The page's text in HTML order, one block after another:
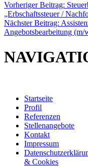
Vorheriger Beitrag:
„Erbschaftssteuer /
Nächster Beitrag:
Angebotsbearbeitung
Startseite
Profil
Referenzen
Stellenangebote
Kontakt
Impressum
& Cookies